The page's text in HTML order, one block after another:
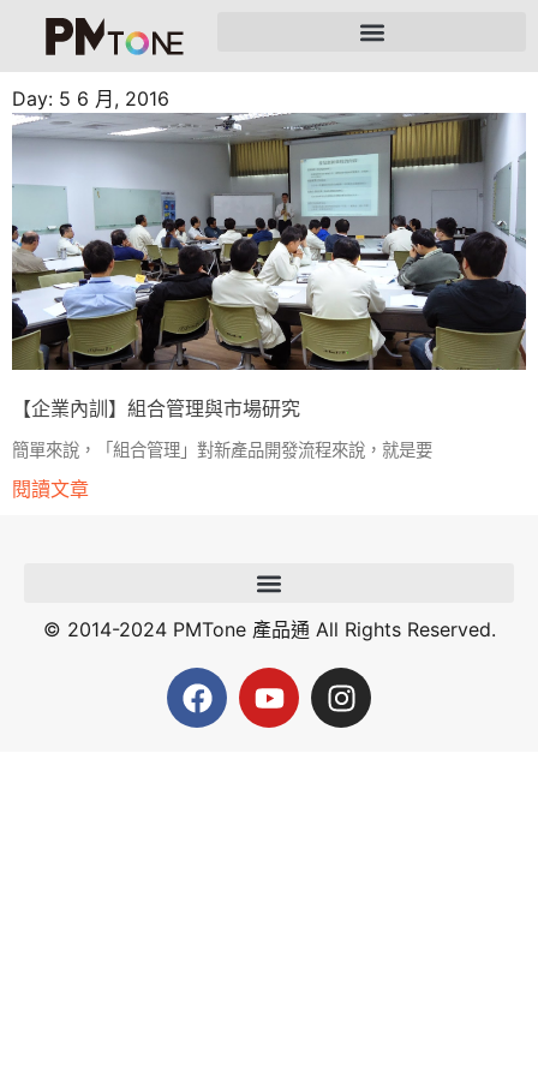
Day: 5 6 月, 2016
【企業內訓】組合管理與市場研究
簡單來說，「組合管理」對新產品開發流程來說，就是要
閱讀文章
© 2014-2024 PMTone 產品通 All Rights Reserved.